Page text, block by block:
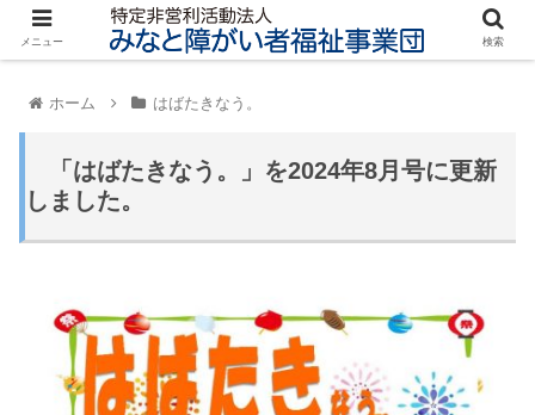
ホーム はばたきなう。
「はばたきなう。」を2024年8月号に更新
しました。
メニュー 検索